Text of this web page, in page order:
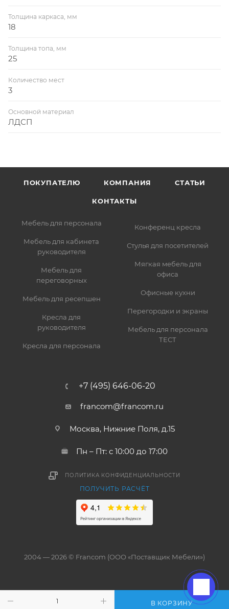
В КОРЗИНУ
Толщина каркаса, мм
18
Толщина топа, мм
25
Количество мест
3
Основной материал
ЛДСП
ПОКУПАТЕЛЮ КОМПАНИЯ СТАТЬИ
КОНТАКТЫ
Мебель для персонала
Мебель для кабинета
руководителя
Мебель для
переговорных
Мебель для ресепшен
Кресла для
руководителя
Кресла для персонала
Конференц кресла
Стулья для посетителей
Мягкая мебель для
офиса
Офисные кухни
Перегородки и экраны
Мебель для персонала
ТЕСТ
+7 (495) 646-06-20
francom@francom.ru
Москва, Нижние Поля, д.15
Пн – Пт: с 10:00 до 17:00
ПОЛИТИКА КОНФИДЕНЦИАЛЬНОСТИ
ПОЛУЧИТЬ РАСЧЁТ
2004 — 2026 © Francom (ООО «Поставщик Мебели»)